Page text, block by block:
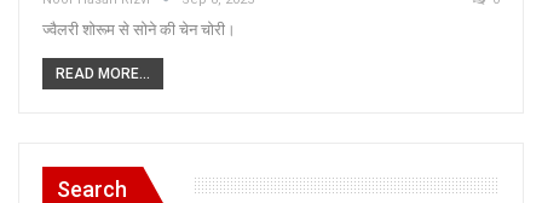
ज्वैलरी शोरूम से सोने की चेन चोरी।
READ MORE...
Search